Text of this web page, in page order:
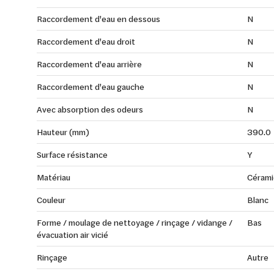
Raccordement d'eau en dessous
N
Raccordement d'eau droit
N
Raccordement d'eau arrière
N
Raccordement d'eau gauche
N
Avec absorption des odeurs
N
Hauteur (mm)
390.0
Surface résistance
Y
Matériau
Couleur
Blanc
Forme / moulage de nettoyage / rinçage / vidange /
évacuation air vicié
Bas
Rinçage Autre